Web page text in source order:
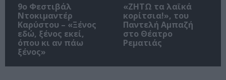
9ο Φεστιβάλ
Ντοκιμαντέρ
Καρύστου – «Ξένος
εδώ, ξένος εκεί,
όπου κι αν πάω
ξένος»
«ΖΗΤΩ τα λαϊκά
κορίτσια!», του
Παντελή Αμπαζή
στο Θέατρο
Ρεματιάς